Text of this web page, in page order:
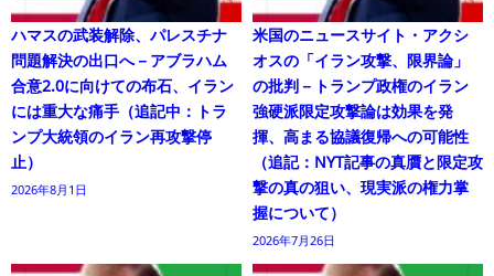
ハマスの武装解除、パレスチナ
問題解決の出口へ－アブラハム
合意2.0に向けての布石、イラン
には重大な痛手（追記中：トラ
ンプ大統領のイラン再攻撃停
止）
2026年8月1日
米国のニュースサイト・アクシ
オスの「イラン攻撃、限界論」
の批判－トランプ政権のイラン
強硬派限定攻撃論は効果を発
揮、高まる協議復帰への可能性
（追記：NYT記事の真贋と限定攻
撃の真の狙い、現実派の権力掌
握について）
2026年7月26日